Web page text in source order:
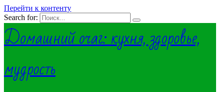
Перейти к контенту
Search for:
Домашний очаг: кухня, здоровье,
мудрость